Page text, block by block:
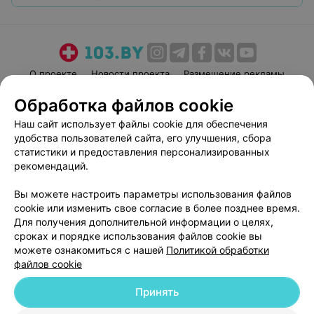
О проекте Новости проекта
Размещение рекламы
Пользовательское соглашение
Способы оплаты
Вакансии
Партнеры
Написать руководителю 103.by
Персональные настройки cookie
Обработка персональных данных
© 2026 ООО «Артокс Лаб», УНП 191700409| 220012, Республика Беларусь,
Обработка файлов cookie
Наш сайт использует файлы cookie для обеспечения
удобства пользователей сайта, его улучшения, сбора
статистики и предоставления персонализированных
рекомендаций.
Вы можете настроить параметры использования файлов
cookie или изменить свое согласие в более позднее время.
Для получения дополнительной информации о целях,
сроках и порядке использования файлов cookie вы
можете ознакомиться с нашей Политикой обработки
файлов cookie
Принять